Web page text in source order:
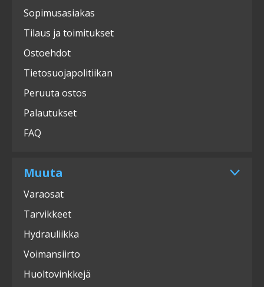
Sopimusasiakas
Tilaus ja toimitukset
Ostoehdot
Tietosuojapolitiikan
Peruuta ostos
Palautukset
FAQ
Muuta
Varaosat
Tarvikkeet
Hydrauliikka
Voimansiirto
Huoltovinkkejä